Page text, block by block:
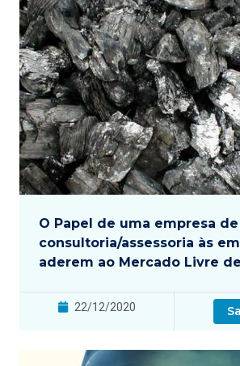
O Papel de uma empresa de
consultoria/assessoria às
aderem ao Mercado Livre
22/12/2020